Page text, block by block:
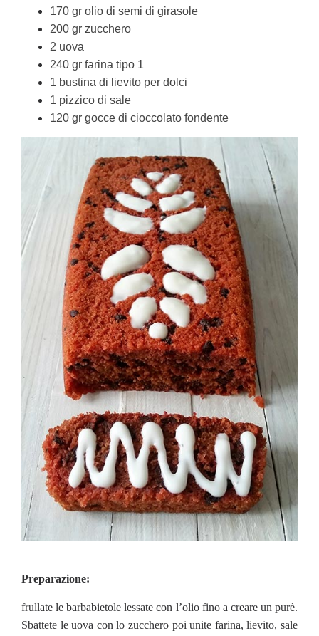
170 gr olio di semi di girasole
200 gr zucchero
2 uova
240 gr farina tipo 1
1 bustina di lievito per dolci
1 pizzico di sale
120 gr gocce di cioccolato fondente
Preparazione:
frullate le barbabietole lessate con l’olio fino a creare un purè.
Sbattete le uova con lo zucchero poi unite farina, lievito, sale